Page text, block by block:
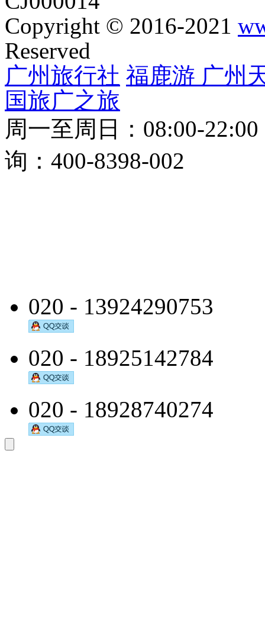
Copyright © 2016-2021
Reserved
广州旅行社 福鹿游 广州
国旅广之旅
周一至周日：08:00-
询：400-8398-002
020 - 13924290753
020 - 18925142784
020 - 18928740274